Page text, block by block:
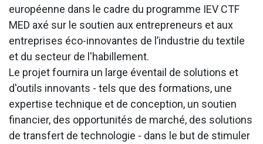
européenne dans le cadre du programme IEV CTF
MED axé sur le soutien aux entrepreneurs et aux
entreprises éco-innovantes de l’industrie du textile
et du secteur de l'habillement.
Le projet fournira un large éventail de solutions et
d'outils innovants - tels que des formations, une
expertise technique et de conception, un soutien
financier, des opportunités de marché, des solutions
de transfert de technologie - dans le but de stimuler